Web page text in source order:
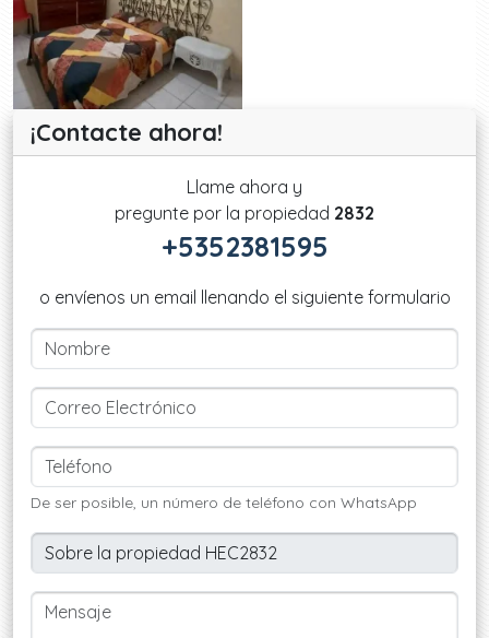
¡Contacte ahora!
Llame ahora y
pregunte por la propiedad 2832
+5352381595
o envíenos un email llenando el siguiente formulario
De ser posible, un número de teléfono con WhatsApp